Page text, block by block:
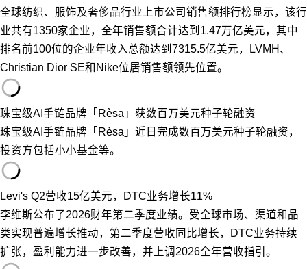
全球纺织、服饰及奢侈品行业上市公司销售额排行榜显示，该行
业共有1350家企业，全年销售额合计达到1.47万亿美元，其中
排名前100位的企业年收入总额达到7315.5亿美元，LVMH、
Christian Dior SE和Nike位居销售额领先位置。
珠宝级AI手链品牌「Rèsa」获数百万美元种子轮融资
珠宝级AI手链品牌「Rèsa」近日完成数百万美元种子轮融资，
投资方包括小小基金等。
Levi's Q2营收15亿美元，DTC业务增长11%
李维斯公布了2026财年第二季度业绩。受全球市场、渠道和品
类实现普遍增长推动，第二季度营收同比增长，DTC业务持续
扩张，盈利能力进一步改善，并上调2026全年营收指引。